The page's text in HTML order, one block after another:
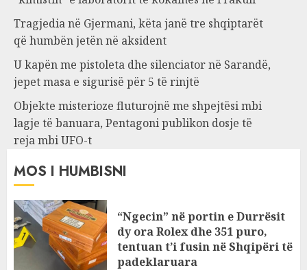
Tragjedia në Gjermani, këta janë tre shqiptarët
që humbën jetën në aksident
U kapën me pistoleta dhe silenciator në Sarandë,
jepet masa e sigurisë për 5 të rinjtë
Objekte misterioze fluturojnë me shpejtësi mbi
lagje të banuara, Pentagoni publikon dosje të
reja mbi UFO-t
MOS I HUMBISNI
“Ngecin” në portin e Durrësit
dy ora Rolex dhe 351 puro,
tentuan t’i fusin në Shqipëri të
padeklaruara